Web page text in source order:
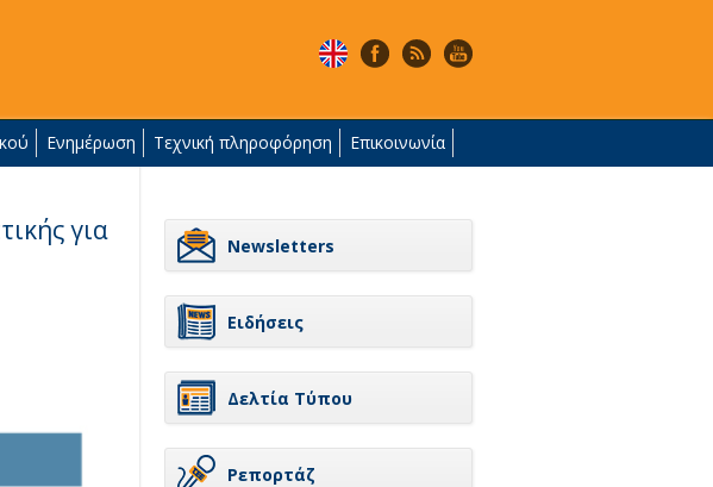
Ενημέρωση Τεχνική πληροφόρηση Επικοινωνία
για
Newsletters
Ειδήσεις
Δελτία Τύπου
Ρεπορτάζ